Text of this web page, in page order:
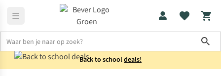
Back to schooldeals!